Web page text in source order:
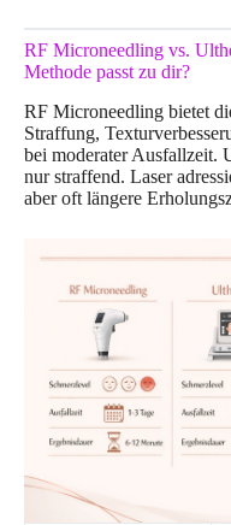
RF Microneedling vs.
Methode passt zu dir?
RF Microneedling bietet
Straffung,
bei moderater Ausfallzeit.
nur straffend. Laser
aber oft längere